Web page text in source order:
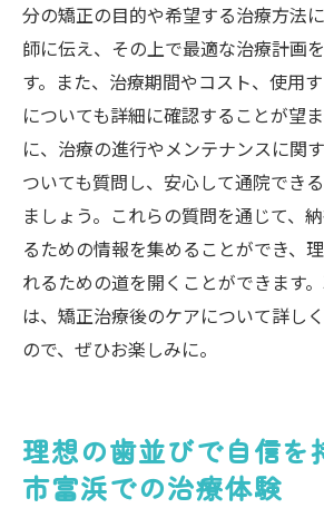
分の矯正の目的や希望する治療方法
師に伝え、その上で最適な治療計画
す。また、治療期間やコスト、使用
についても詳細に確認することが望
に、治療の進行やメンテナンスに関
ついても質問し、安心して通院でき
ましょう。これらの質問を通じて、
るための情報を集めることができ、
れるための道を開くことができます
は、矯正治療後のケアについて詳し
ので、ぜひお楽しみに。
理想の歯並びで自信を
市富浜での治療体験